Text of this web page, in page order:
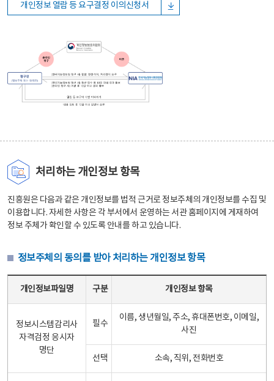
개인정보 열람 등 요구결정 이의신청서
처리하는 개인정보 항목
진흥원은 다음과 같은 개인정보를 법적 근거로 정보주체의 개인정보를 수집 및
이용합니다. 자세한 사항은 각 부서에서 운영하는 서관 홈페이지에 게재하여
정보 주체가 확인할 수 있도록 안내를 하고 있습니다.
정보주체의 동의를 받아 처리하는 개인정보 항목
개인정보파일명 구분 개인정보 항목
정보시스템감리사
자격검정 응시자
명단
필수
이름, 생년월일, 주소, 휴대폰번호, 이메일,
사진
선택 소속, 직위, 전화번호